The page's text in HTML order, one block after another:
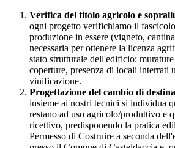
Verifica del titolo agricolo e
ogni progetto verifichiamo il
produzione in essere (vigneto,
necessaria per ottenere la licenza
stato strutturale dell'edificio:
coperture, presenza di locali interrati
vinificazione.
Progettazione del cambio di
insieme ai nostri tecnici si individua
restano ad uso agricolo/produttivo e
ricettivo, predisponendo la pratica
Permesso di Costruire a seconda